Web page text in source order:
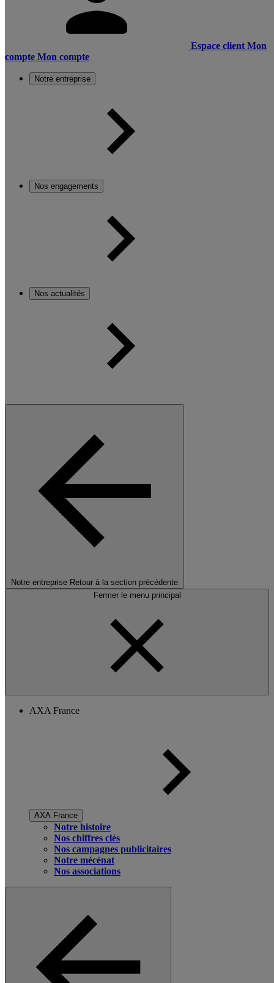
Espace client Mon
compte Mon compte
Notre entreprise
Nos engagements
Nos actualités
Notre entreprise Retour à la section précédente
Fermer le menu principal
AXA France
AXA France
Notre histoire
Nos chiffres clés
Nos campagnes publicitaires
Notre mécénat
Nos associations